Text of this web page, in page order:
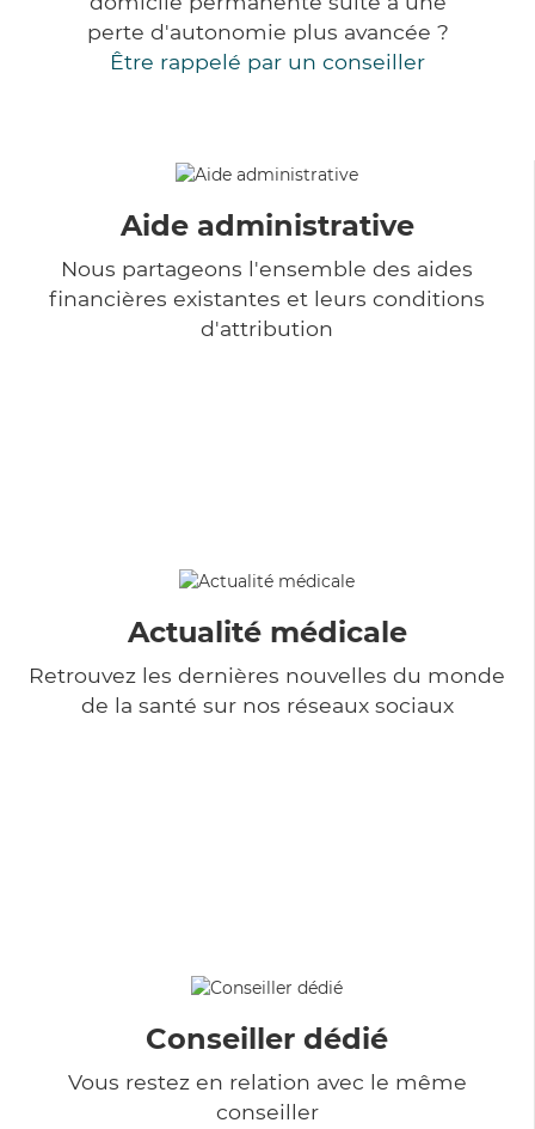
perte d'autonomie plus avancée ?
Être rappelé par un conseiller
Aide administrative
Nous partageons l'ensemble des aides
financières existantes et leurs conditions
d'attribution
Actualité médicale
Retrouvez les dernières nouvelles du monde
de la santé sur nos réseaux sociaux
Conseiller dédié
Vous restez en relation avec le même
conseiller